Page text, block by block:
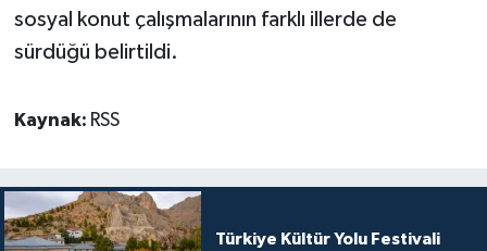
sosyal konut çalışmalarının farklı illerde de
sürdüğü belirtildi.
Kaynak: RSS
Türkiye Kültür Yolu Festivali